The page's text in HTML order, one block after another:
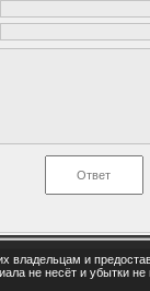
владельцам и
не несёт и убытки